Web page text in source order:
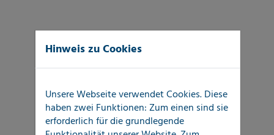
und Kunststoff)
Ortung von Gas- oder
Hinweis zu Cookies
Unsere Webseite verwendet Cookies. Diese
haben zwei Funktionen: Zum einen sind sie
erforderlich für die grundlegende